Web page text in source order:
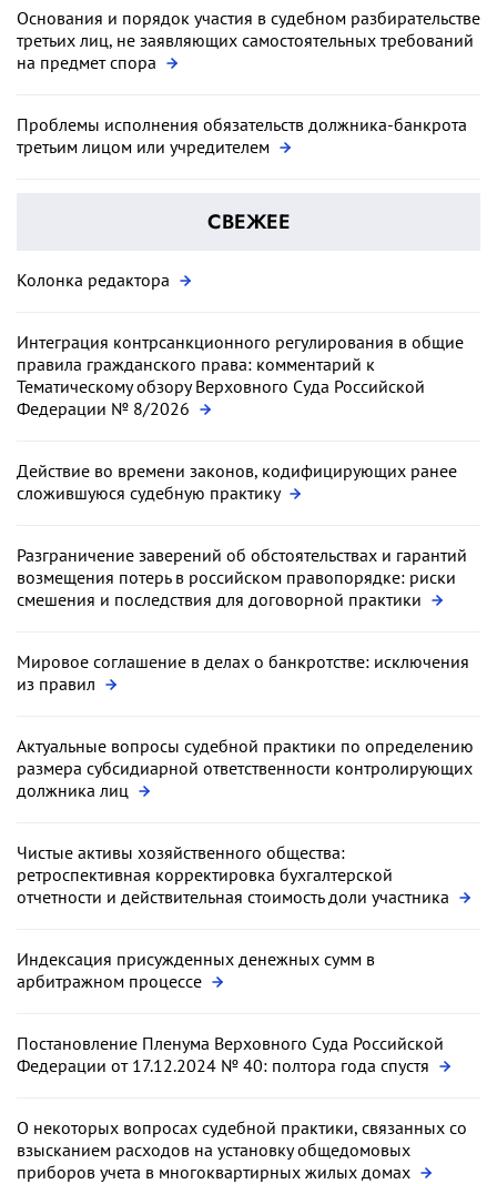
Основания и порядок участия в судебном разбирательстве
третьих лиц, не заявляющих самостоятельных требований
на предмет спора
Проблемы исполнения обязательств должника-банкрота
третьим лицом или учредителем
СВЕЖЕЕ
Колонка редактора
Интеграция контрсанкционного регулирования в общие
правила гражданского права: комментарий к
Тематическому обзору Верховного Суда Российской
Федерации № 8/2026
Действие во времени законов, кодифицирующих ранее
сложившуюся судебную практику
Разграничение заверений об обстоятельствах и гарантий
возмещения потерь в российском правопорядке: риски
смешения и последствия для договорной практики
Мировое соглашение в делах о банкротстве: исключения
из правил
Актуальные вопросы судебной практики по определению
размера субсидиарной ответственности контролирующих
должника лиц
Чистые активы хозяйственного общества:
ретроспективная корректировка бухгалтерской
отчетности и действительная стоимость доли участника
Индексация присужденных денежных сумм в
арбитражном процессе
Постановление Пленума Верховного Суда Российской
Федерации от 17.12.2024 № 40: полтора года спустя
О некоторых вопросах судебной практики, связанных со
взысканием расходов на установку общедомовых
приборов учета в многоквартирных жилых домах